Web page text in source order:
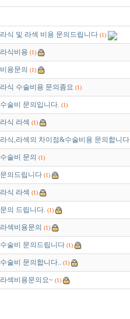
라식 및 라섹 비용 문의드립니다 (1)
라식비용 (1)
비용문의 (1)
라식 수술비용 문의좀요 (1)
수술비 문의입니다. (1)
라식 라섹 (1)
라식,라섹의 차이점&수술비용 문의합니다
수술비 문의 (1)
문의드립니다 (1)
라식 라섹 (1)
문의 드립니다. (1)
라섹비용문의 (1)
수술비 문의드립니다 (1)
수술비 문의합니다.. (1)
라섹비용문의요~ (1)